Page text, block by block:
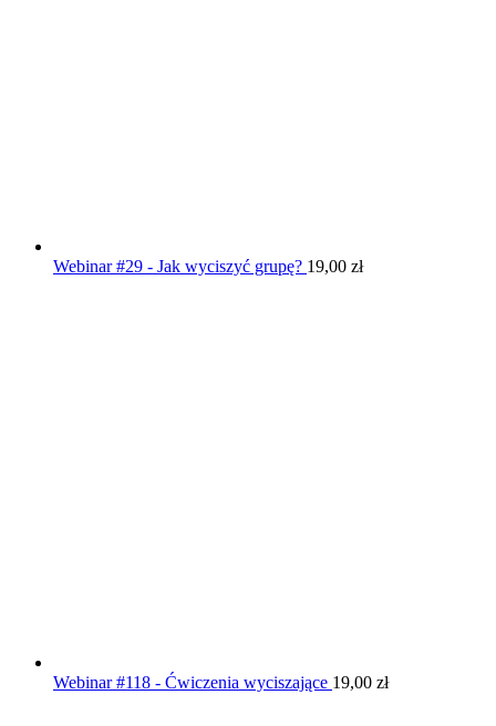
Webinar #29 - Jak wyciszyć grupę? 19,00 zł
Webinar #118 - Ćwiczenia wyciszające 19,00 zł